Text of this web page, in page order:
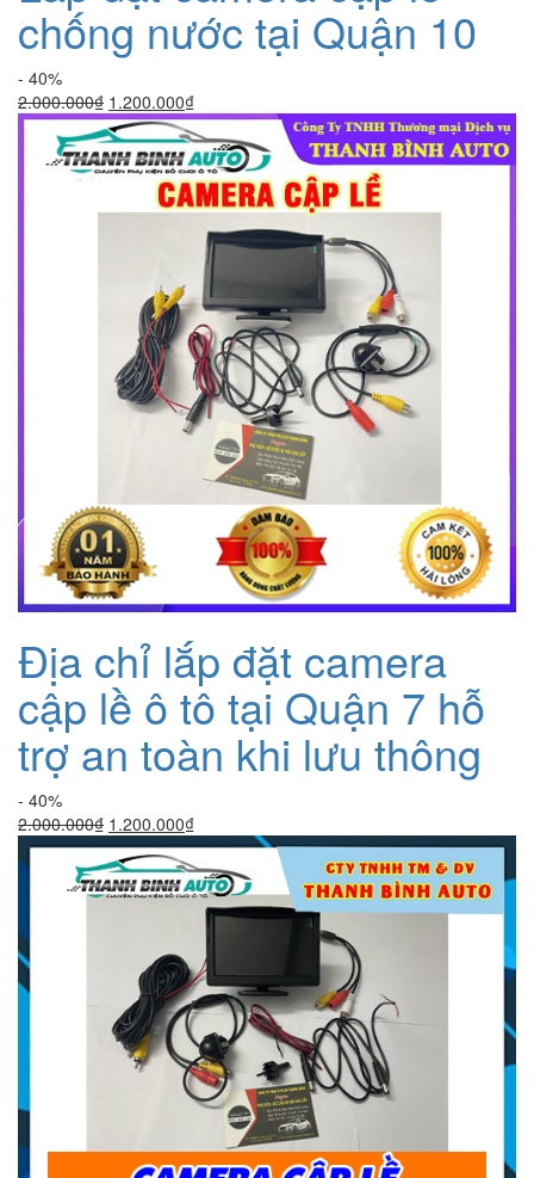
chống nước tại Quận 10
- 40%
2.000.000₫ Giá
gốc
là:
2.000.000₫.
1.200.000₫Giá
hiện
tại
là:
1.200.000₫.
Địa chỉ lắp đặt camera
cập lề ô tô tại Quận 7 hỗ
trợ an toàn khi lưu thông
- 40%
2.000.000₫ Giá
gốc
là:
2.000.000₫.
1.200.000₫Giá
hiện
tại
là:
1.200.000₫.